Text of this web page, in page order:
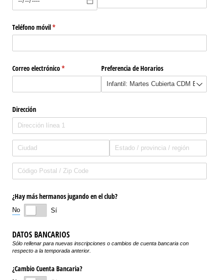
Teléfono móvil*
(necesario)
Correo electrónico*
(necesario) Preferencia de Horarios
Dirección
¿Hay más hermanos jugando en el club?
No Sí
DATOS BANCARIOS
Sólo rellenar para nuevas inscripciones o cambios de cuenta bancaria con
respecto a la temporada anterior.
¿Cambio Cuenta Bancaria?